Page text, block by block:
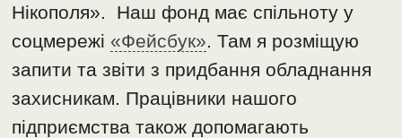
Нікополя». Наш фонд має спільноту у
соцмережі«Фейсбук» . Там я розміщую
запити та звіти з придбання обладнання
захисникам. Працівники нашого
підприємства також допомагають